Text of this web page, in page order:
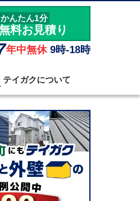
かんたん1分
料お見積り
年中無休 9時-18時
テイガクについて